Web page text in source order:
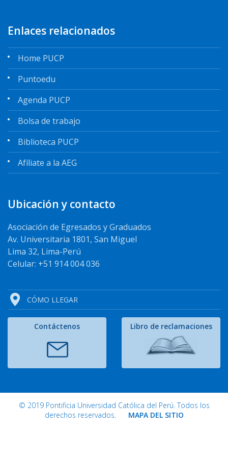
Enlaces relacionados
Home PUCP
Puntoedu
Agenda PUCP
Bolsa de trabajo
Biblioteca PUCP
Afíliate a la AEG
Ubicación y contacto
Asociación de Egresados y Graduados
Av. Universitaria 1801, San Miguel
Lima 32, Lima-Perú
Celular: +51 914 004 036
CÓMO LLEGAR
Contáctenos Libro de reclamaciones
© 2019 Pontificia Universidad Católica del Perú. Todos los
derechos reservados. MAPA DEL SITIO